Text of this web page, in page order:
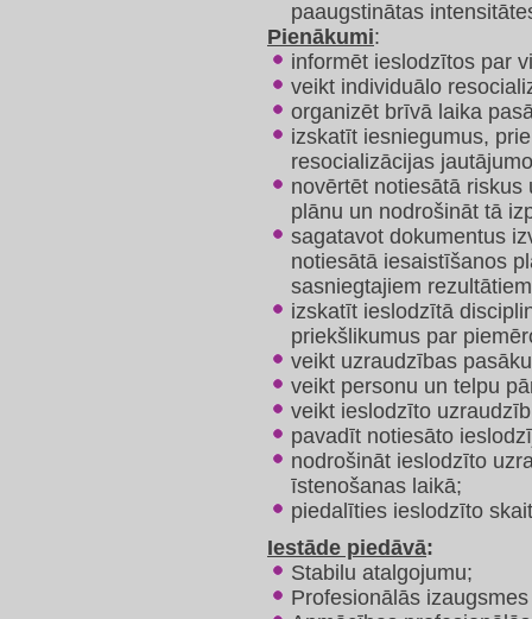
paaugstinātas
Pienākumi:
informēt ieslodzītos par
veikt individuālo
organizēt brīvā laika
izskatīt iesniegumus,
resocializācijas
novērtēt notiesātā
plānu un nodrošināt tā
sagatavot dokumentus
notiesātā iesaistīšanos
sasniegtajiem
izskatīt ieslodzītā
priekšlikumus par
veikt uzraudzības
veikt personu un telpu
veikt ieslodzīto
pavadīt notiesāto
nodrošināt ieslodzīto
īstenošanas laikā;
piedalīties ieslodzīto
Iestāde piedāvā:
Stabilu atalgojumu;
Profesionālās